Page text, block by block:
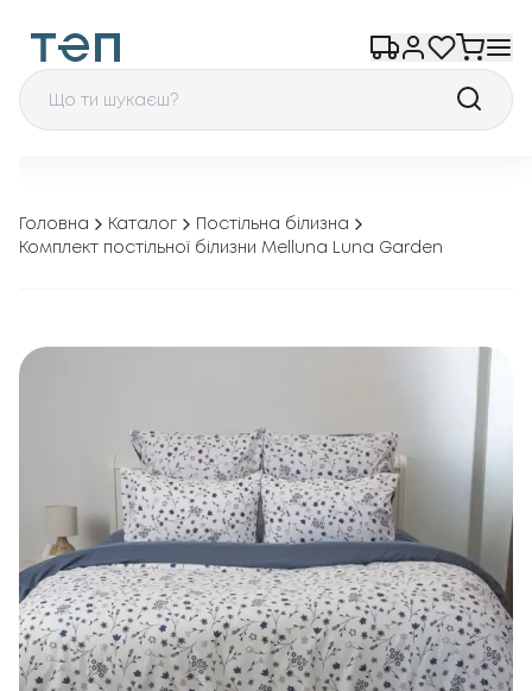
Головна Каталог
Постільна білизна
Комплект постільної білизни Melluna Luna Garden